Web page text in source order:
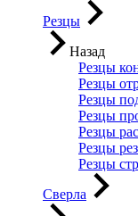
Резцы
Назад
Резцы
Резцы
Резцы
Резцы
Резцы
Резцы
Резцы
Сверла